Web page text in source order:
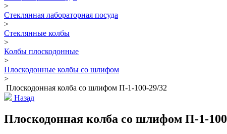
>
Стеклянная лабораторная посуда
>
Стеклянные колбы
>
Колбы плоскодонные
>
Плоскодонные колбы со шлифом
>
Плоскодонная колба со шлифом П-1-100-29/32
Назад
Плоскодонная колба со шлифом П-1-